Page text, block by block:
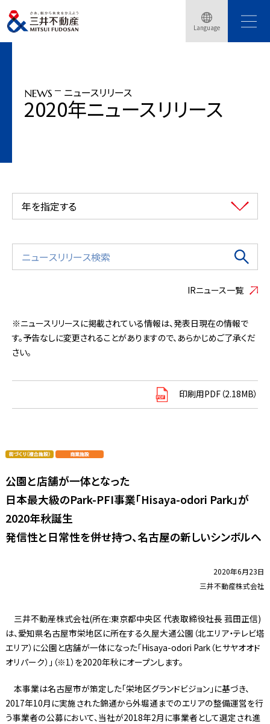
Language
トップページ ニュースリリース
日本最大級のPark-PFI事業「Hisaya-odori Park」が2020年秋誕生
NEWS ニュースリリース
2020年ニュースリリース
年を指定する
IRニュース一覧
※ニュースリリースに掲載されている情報は、発表日現在の情報で
す。予告なしに変更されることがありますので、あらかじめご了承くだ
さい。
印刷用PDF（2.18MB）
公園と店舗が一体となった
日本最大級のPark-PFI事業「Hisaya-odori Park」が
2020年秋誕生
発信性と日常性を併せ持つ、名古屋の新しいシンボルへ
2020年6月23日
三井不動産株式会社
三井不動産株式会社(所在:東京都中央区 代表取締役社長 菰田正信)
は、愛知県名古屋市栄地区に所在する久屋大通公園（北エリア・テレビ塔
エリア）に公園と店舗が一体になった「Hisaya-odori Park（ヒサヤオオド
オリパーク）」（※1）を2020年秋にオープンします。
本事業は名古屋市が策定した「栄地区グランドビジョン」に基づき、
2017年10月に実施された錦通から外堀通までのエリアの整備運営を行
う事業者の公募において、当社が2018年2月に事業者として選定され進